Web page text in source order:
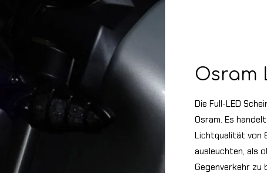
Osram
Die Full-LED
Osram. Es
Lichtqualität von
ausleuchten, als
Gegenverkehr zu